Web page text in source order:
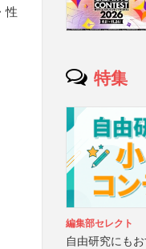
性
特集
編集部セレクト
自由研究にも